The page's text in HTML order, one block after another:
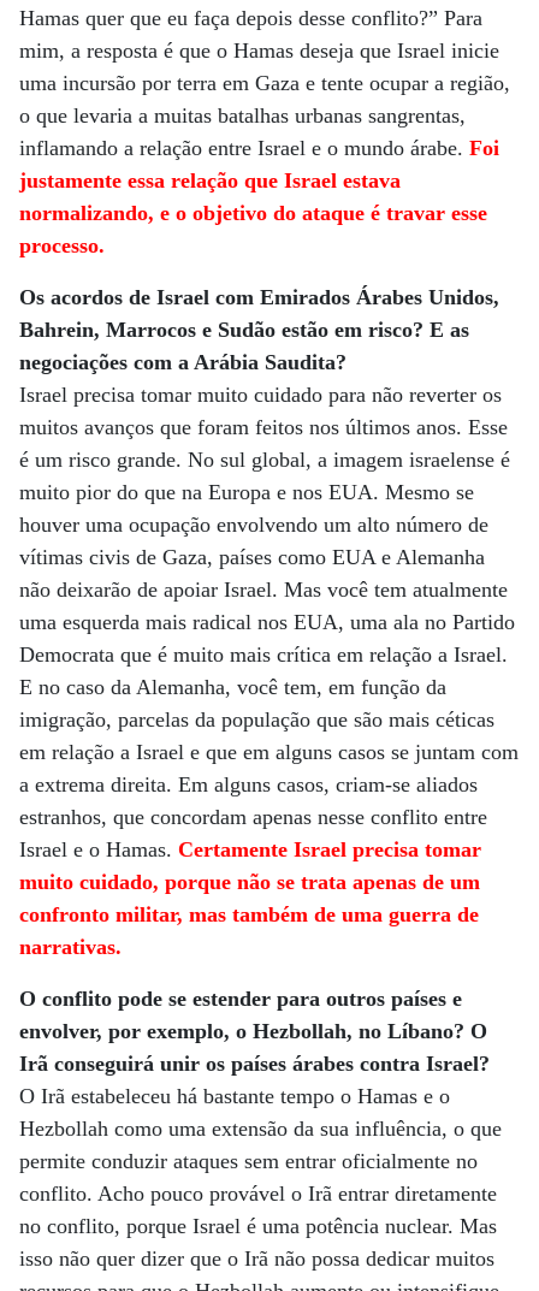
Hamas quer que eu faça depois desse conflito?” Para
mim, a resposta é que o Hamas deseja que Israel inicie
uma incursão por terra em Gaza e tente ocupar a região,
o que levaria a muitas batalhas urbanas sangrentas,
inflamando a relação entre Israel e o mundo árabe. Foi
justamente essa relação que Israel estava
normalizando, e o objetivo do ataque é travar esse
processo.
Os acordos de Israel com Emirados Árabes Unidos,
Bahrein, Marrocos e Sudão estão em risco? E as
negociações com a Arábia Saudita?
Israel precisa tomar muito cuidado para não reverter os
muitos avanços que foram feitos nos últimos anos. Esse
é um risco grande. No sul global, a imagem israelense é
muito pior do que na Europa e nos EUA. Mesmo se
houver uma ocupação envolvendo um alto número de
vítimas civis de Gaza, países como EUA e Alemanha
não deixarão de apoiar Israel. Mas você tem atualmente
uma esquerda mais radical nos EUA, uma ala no Partido
Democrata que é muito mais crítica em relação a Israel.
E no caso da Alemanha, você tem, em função da
imigração, parcelas da população que são mais céticas
em relação a Israel e que em alguns casos se juntam com
a extrema direita. Em alguns casos, criam-se aliados
estranhos, que concordam apenas nesse conflito entre
Israel e o Hamas. Certamente Israel precisa tomar
muito cuidado, porque não se trata apenas de um
confronto militar, mas também de uma guerra de
narrativas.
O conflito pode se estender para outros países e
envolver, por exemplo, o Hezbollah, no Líbano? O
Irã conseguirá unir os países árabes contra Israel?
O Irã estabeleceu há bastante tempo o Hamas e o
Hezbollah como uma extensão da sua influência, o que
permite conduzir ataques sem entrar oficialmente no
conflito. Acho pouco provável o Irã entrar diretamente
no conflito, porque Israel é uma potência nuclear. Mas
isso não quer dizer que o Irã não possa dedicar muitos